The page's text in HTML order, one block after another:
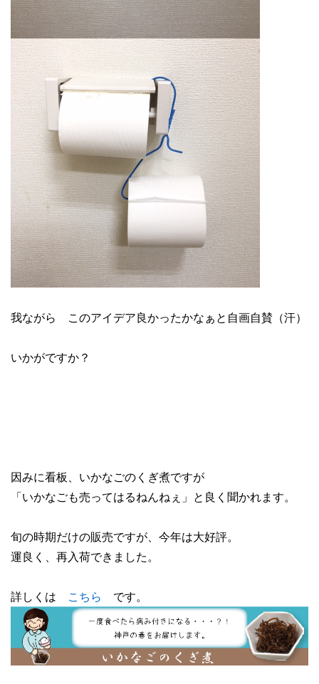
我ながら このアイデア良かったかなぁと自画自賛（汗）
いかがですか？
因みに看板、いかなごのくぎ煮ですが
「いかなごも売ってはるねんねぇ」と良く聞かれます。
旬の時期だけの販売ですが、今年は大好評。
運良く、再入荷できました。
詳しくは こちら です。